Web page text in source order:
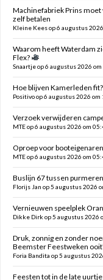
Machinefabriek Prins moet
zelf betalen
Kleine Kees op 6 augustus
Waarom heeft Waterdam
Flex?
Snaartje op 6 augustus 2026 om
Hoe blijven Kamerleden
Positivo op 6 augustus 2026 om
Verzoek verwijderen
MTE op 6 augustus 2026 om
Oproep voor
MTE op 6 augustus 2026 om
Buslijn 67 tussen
Florijs Jan op 5 augustus 2026
Vernieuwen speelplek
Dikke Dirk op 5 augustus 2026
Druk, zonnig en zonder
Beemster Feestweken ooit’
Foria Bandita op 5 augustus
Feesten tot in de late